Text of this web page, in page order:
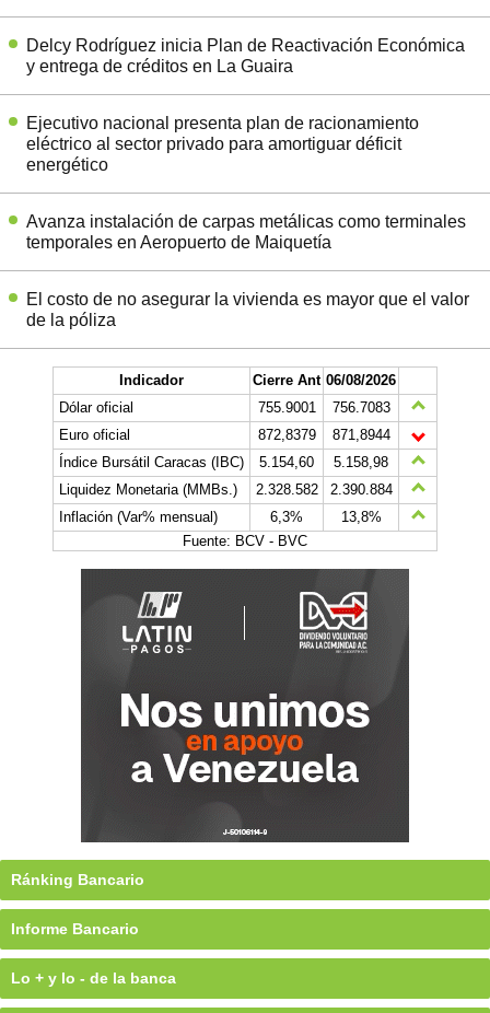
Delcy Rodríguez inicia Plan de Reactivación Económica
y entrega de créditos en La Guaira
Ejecutivo nacional presenta plan de racionamiento
eléctrico al sector privado para amortiguar déficit
energético
Avanza instalación de carpas metálicas como terminales
temporales en Aeropuerto de Maiquetía
El costo de no asegurar la vivienda es mayor que el valor
de la póliza
Indicador Cierre Ant 06/08/2026
Dólar oficial
755.9001
756.7083
Euro oficial
872,8379
871,8944
Índice Bursátil Caracas (IBC)
5.154,60
5.158,98
Liquidez Monetaria (MMBs.)
2.328.582
2.390.884
Inflación (Var% mensual)
6,3%
13,8%
Fuente: BCV - BVC
Ránking Bancario
Informe Bancario
Lo + y lo - de la banca